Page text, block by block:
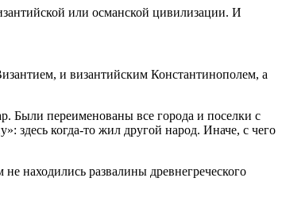
или османской цивилизации. И
и византийским Константинополем, а
Были переименованы все города и поселки с
здесь когда-то жил другой народ. Иначе, с чего
находились развалины древнегреческого